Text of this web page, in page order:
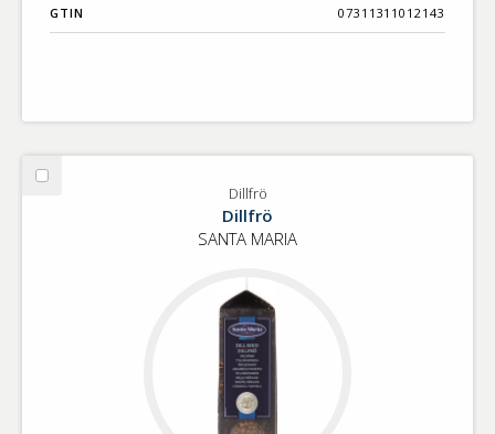
GTIN 07311311012143
Välj
Dillfrö
Dillfrö
SANTA MARIA